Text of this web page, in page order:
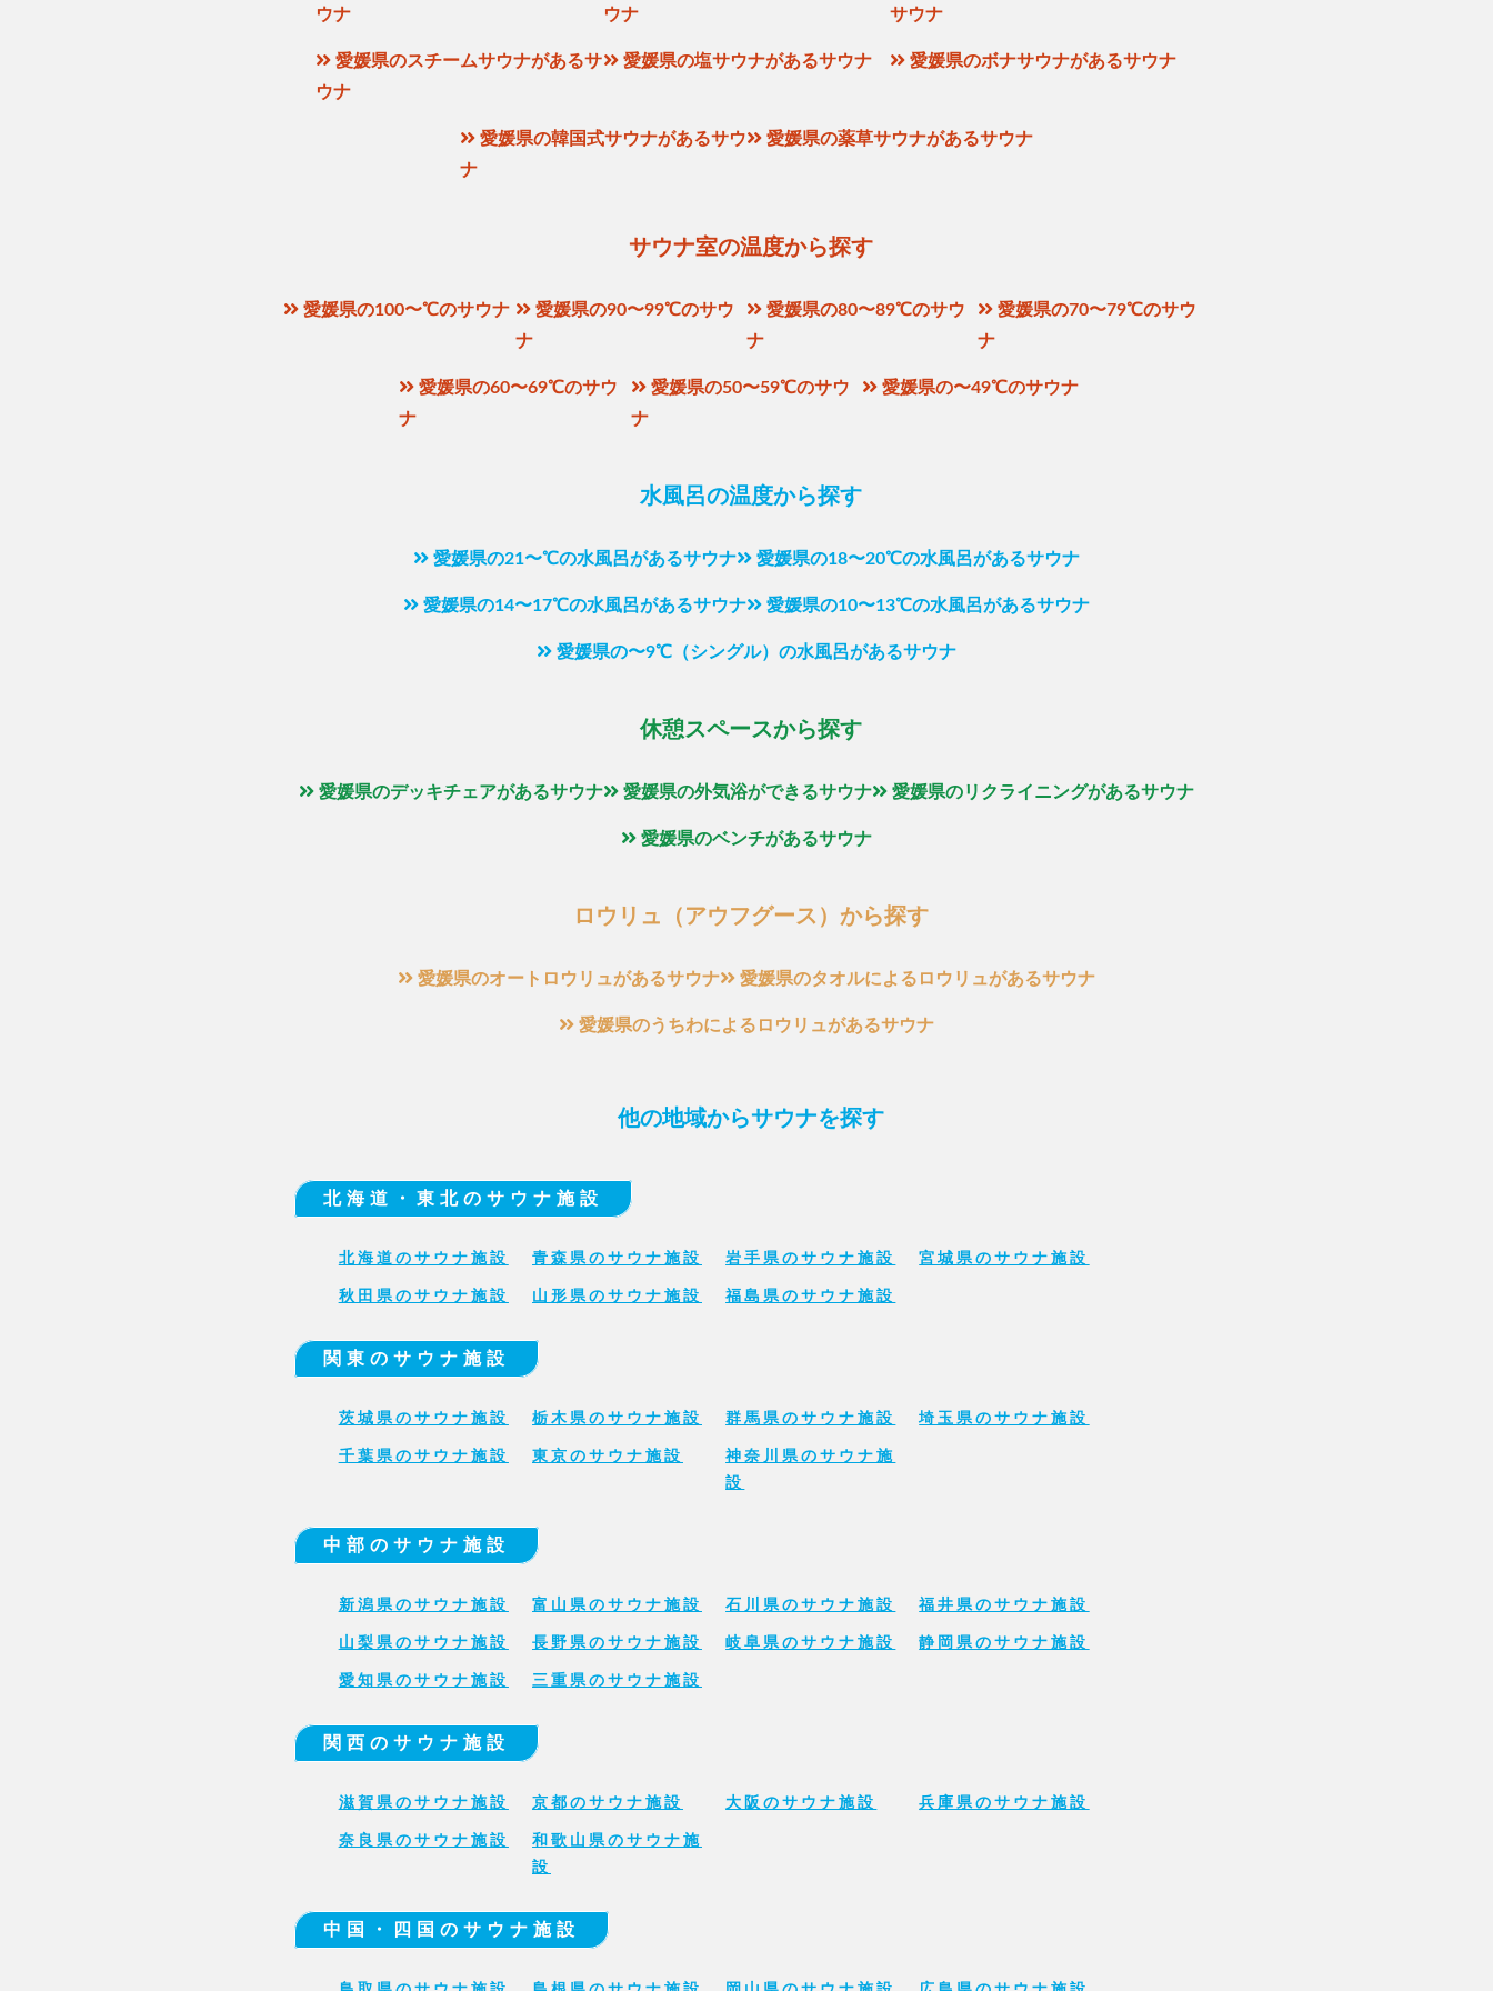
ウナ
ウナ
サウナ
愛媛県のスチームサウナがあるサ
ウナ
愛媛県の塩サウナがあるサウナ 愛媛県のボナサウナがあるサウナ
愛媛県の韓国式サウナがあるサウ
ナ
愛媛県の薬草サウナがあるサウナ
サウナ室の温度から探す
愛媛県の100〜℃のサウナ
愛媛県の90〜99℃のサウ
ナ
愛媛県の80〜89℃のサウ
ナ
愛媛県の70〜79℃のサウ
ナ
愛媛県の60〜69℃のサウ
ナ
愛媛県の50〜59℃のサウ
ナ
愛媛県の〜49℃のサウナ
水風呂の温度から探す
愛媛県の21〜℃の水風呂があるサウナ 愛媛県の18〜20℃の水風呂があるサウナ
愛媛県の14〜17℃の水風呂があるサウナ 愛媛県の10〜13℃の水風呂があるサウナ
愛媛県の〜9℃（シングル）の水風呂があるサウナ
休憩スペースから探す
愛媛県のデッキチェアがあるサウナ 愛媛県の外気浴ができるサウナ 愛媛県のリクライニングがあるサウナ
愛媛県のベンチがあるサウナ
ロウリュ（アウフグース）から探す
愛媛県のオートロウリュがあるサウナ 愛媛県のタオルによるロウリュがあるサウナ
愛媛県のうちわによるロウリュがあるサウナ
他の地域からサウナを探す
北海道・東北のサウナ施設
北海道のサウナ施設 青森県のサウナ施設 岩手県のサウナ施設 宮城県のサウナ施設
秋田県のサウナ施設 山形県のサウナ施設 福島県のサウナ施設
関東のサウナ施設
茨城県のサウナ施設 栃木県のサウナ施設 群馬県のサウナ施設 埼玉県のサウナ施設
千葉県のサウナ施設 東京のサウナ施設
神奈川県のサウナ施
設
中部のサウナ施設
新潟県のサウナ施設 富山県のサウナ施設 石川県のサウナ施設 福井県のサウナ施設
山梨県のサウナ施設 長野県のサウナ施設 岐阜県のサウナ施設 静岡県のサウナ施設
愛知県のサウナ施設 三重県のサウナ施設
関西のサウナ施設
滋賀県のサウナ施設 京都のサウナ施設 大阪のサウナ施設 兵庫県のサウナ施設
奈良県のサウナ施設
和歌山県のサウナ施
設
中国・四国のサウナ施設